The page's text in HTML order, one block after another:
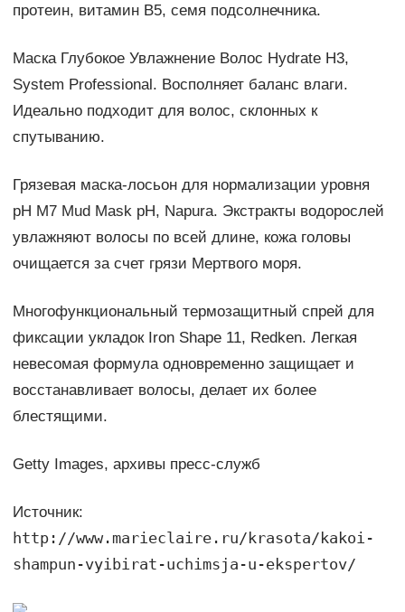
протеин, витамин В5, семя подсолнечника.
Маска Глубокое Увлажнение Волос Hydrate H3,
System Professional. Восполняет баланс влаги.
Идеально подходит для волос, склонных к
спутыванию.
Грязевая маска-лосьон для нормализации уровня
pH M7 Mud Mask pH, Napura. Экстракты водорослей
увлажняют волосы по всей длине, кожа головы
очищается за счет грязи Мертвого моря.
Многофункциональный термозащитный спрей для
фиксации укладок Iron Shape 11, Redken. Легкая
невесомая формула одновременно защищает и
восстанавливает волосы, делает их более
блестящими.
Getty Images, архивы пресс-служб
Источник:
http://www.marieclaire.ru/krasota/kakoi-
shampun-vyibirat-uchimsja-u-ekspertov/